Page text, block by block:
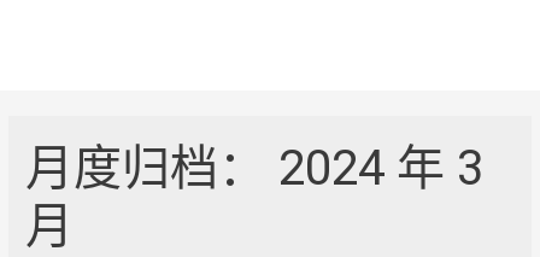
月度归档： 2024 年 3
月